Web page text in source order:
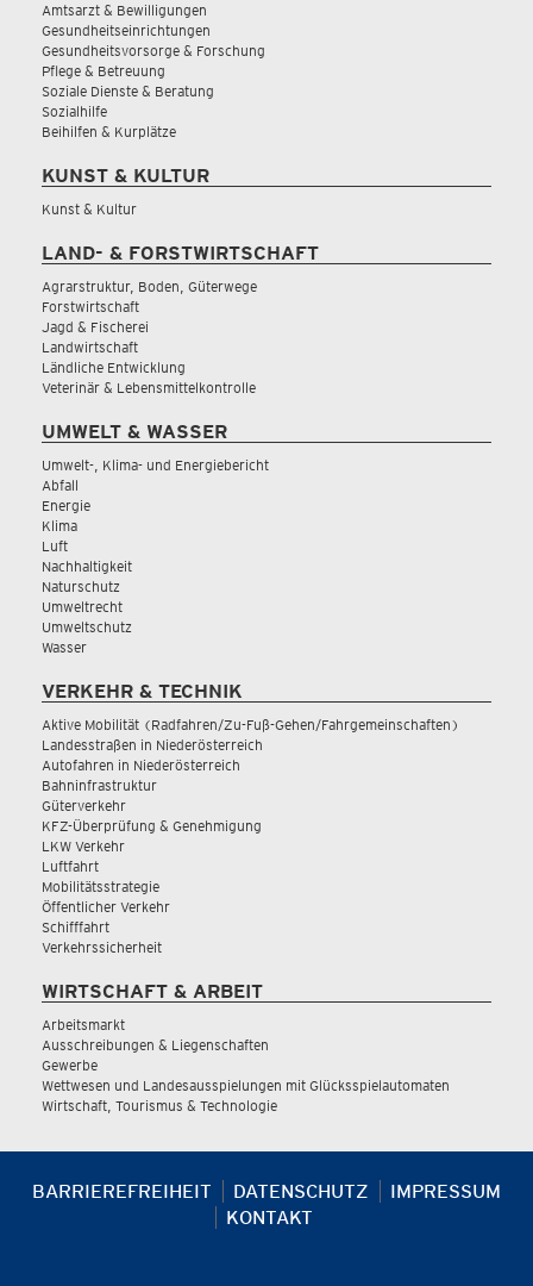
Amtsarzt & Bewilligungen
Gesundheitseinrichtungen
Gesundheitsvorsorge & Forschung
Pflege & Betreuung
Soziale Dienste & Beratung
Sozialhilfe
Beihilfen & Kurplätze
KUNST & KULTUR
Kunst & Kultur
LAND- & FORSTWIRTSCHAFT
Agrarstruktur, Boden, Güterwege
Forstwirtschaft
Jagd & Fischerei
Landwirtschaft
Ländliche Entwicklung
Veterinär & Lebensmittelkontrolle
UMWELT & WASSER
Umwelt-, Klima- und Energiebericht
Abfall
Energie
Klima
Luft
Nachhaltigkeit
Naturschutz
Umweltrecht
Umweltschutz
Wasser
VERKEHR & TECHNIK
Aktive Mobilität (Radfahren/Zu-Fuß-Gehen/Fahrgemeinschaften)
Landesstraßen in Niederösterreich
Autofahren in Niederösterreich
Bahninfrastruktur
Güterverkehr
KFZ-Überprüfung & Genehmigung
LKW Verkehr
Luftfahrt
Mobilitätsstrategie
Öffentlicher Verkehr
Schifffahrt
Verkehrssicherheit
WIRTSCHAFT & ARBEIT
Arbeitsmarkt
Ausschreibungen & Liegenschaften
Gewerbe
Wettwesen und Landesausspielungen mit Glücksspielautomaten
Wirtschaft, Tourismus & Technologie
BARRIEREFREIHEIT DATENSCHUTZ
IMPRESSUM
KONTAKT